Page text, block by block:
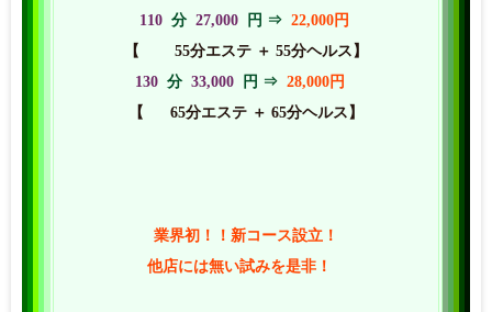
110 分 27,000 円 ⇒ 22,000円
【
55分エステ ＋ 55分ヘルス】
130 分 33,000 円 ⇒ 28,000円
【
65分エステ ＋ 65分ヘルス】
業界初！！新コース設立！
他店には無い試みを是非！